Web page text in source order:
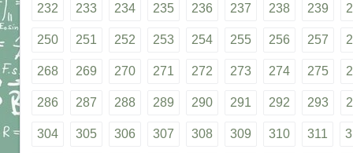
232 233 234 235 236 237 238 239
250 251 252 253 254 255 256 257
268 269 270 271 272 273 274 275
286 287 288 289 290 291 292 293
304 305 306 307 308 309 310 311